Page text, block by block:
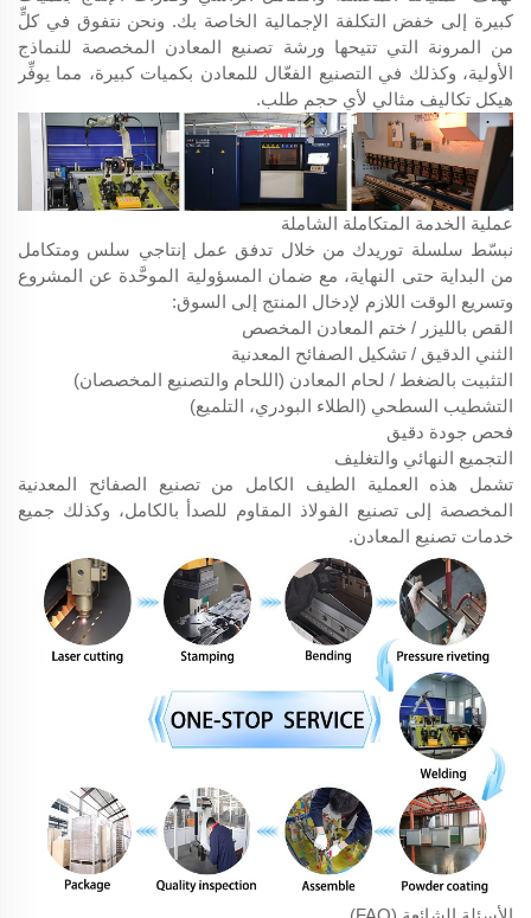
كبيرة إلى خفض التكلفة الإجمالية الخاصة بك. ونحن نتفوق في كلٍّ
من المرونة التي تتيحها ورشة تصنيع المعادن المخصصة للنماذج
الأولية، وكذلك في التصنيع الفعّال للمعادن بكميات كبيرة، مما يوفِّر
هيكل تكاليف مثالي لأي حجم طلب.
عملية الخدمة المتكاملة الشاملة
نبسّط سلسلة توريدك من خلال تدفق عمل إنتاجي سلس ومتكامل
من البداية حتى النهاية، مع ضمان المسؤولية الموحَّدة عن المشروع
وتسريع الوقت اللازم لإدخال المنتج إلى السوق:
القص بالليزر / ختم المعادن المخصص
الثني الدقيق / تشكيل الصفائح المعدنية
التثبيت بالضغط / لحام المعادن (اللحام والتصنيع المخصصان)
التشطيب السطحي (الطلاء البودري، التلميع)
فحص جودة دقيق
التجميع النهائي والتغليف
تشمل هذه العملية الطيف الكامل من تصنيع الصفائح المعدنية
المخصصة إلى تصنيع الفولاذ المقاوم للصدأ بالكامل، وكذلك جميع
خدمات تصنيع المعادن.